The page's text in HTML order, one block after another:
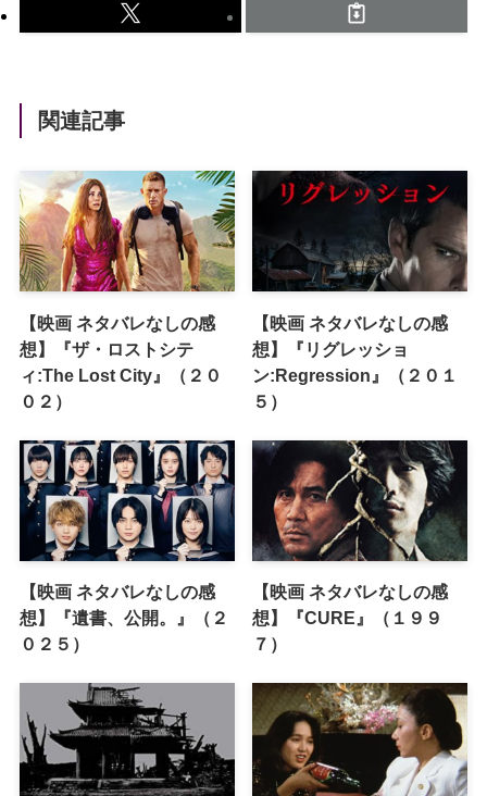
関連記事
【映画 ネタバレなしの感
想】『ザ・ロストシテ
ィ:The Lost City』（２０
０２）
【映画 ネタバレなしの感
想】『リグレッショ
ン:Regression』（２０１
５）
【映画 ネタバレなしの感
想】『遺書、公開。』（２
０２５）
【映画 ネタバレなしの感
想】『CURE』（１９９
７）